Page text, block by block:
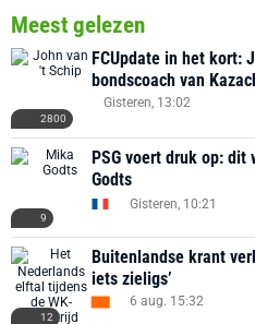
Meest gelezen
2800
FCUpdate in het kort:
bondscoach van
Gisteren, 13:02
9
PSG voert druk op: dit
Godts
Gisteren, 10:21
12
Buitenlandse krant
iets zieligs’
6 aug. 15:32